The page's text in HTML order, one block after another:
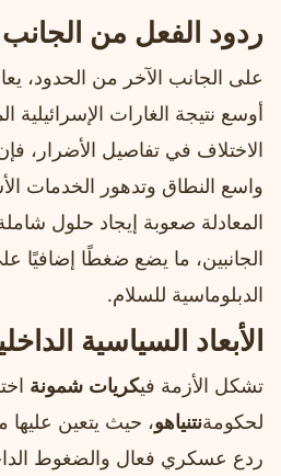
ردود الفعل من الجانب
على الجانب الآخر من الحدود،
أوسع نتيجة الغارات
الاختلاف في تفاصيل الأضرار،
واسع النطاق وتدهور الخدمات
المعادلة صعوبة إيجاد حلول
الجانبين، ما يضع ضغطًا إضافيًا
الدبلوماسية للسلام.
الأبعاد السياسية
تشكل الأزمة فيكريات شمونة
لحكومةنتنياهو، حيث يتعين عليها
ردع عسكري فعال والضغوط